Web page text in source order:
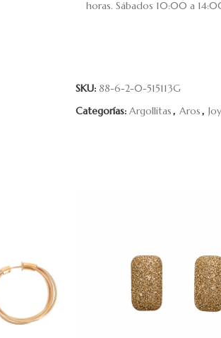
horas. Sábados 10:00 a
SKU: 88-6-2-0-515113G
Categorías: Argollitas, Aros,